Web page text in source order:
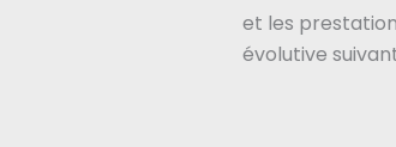
et les
évolutive